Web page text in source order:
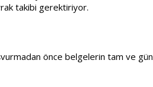
takibi gerektiriyor.
önce belgelerin tam ve